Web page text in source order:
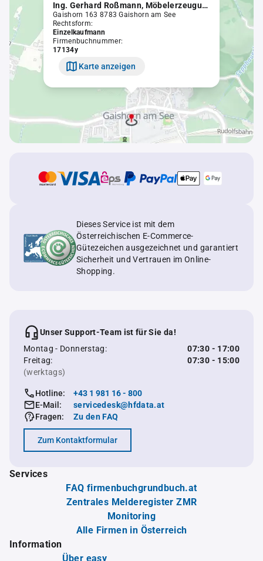
Ing. Gerhard Roßmann, Möbelerzeugung
Gaishorn 163 8783 Gaishorn am See
Rechtsform:
Einzelkaufmann
Firmenbuchnummer:
17134y
Karte anzeigen
Dieses Service ist mit dem
Österreichischen E-Commerce-
Gütezeichen ausgezeichnet und garantiert
Sicherheit und Vertrauen im Online-
Shopping.
Unser Support-Team ist für Sie da!
Montag - Donnerstag:
07:30 - 17:00
Freitag:
07:30 - 15:00
(werktags)
Hotline:
+43 1 981 16 - 800
E-Mail:
servicedesk@hfdata.at
Fragen:
Zu den FAQ
Zum Kontaktformular
Services
FAQ firmenbuchgrundbuch.at
Zentrales Melderegister ZMR
Monitoring
Alle Firmen in Österreich
Information
Über easy